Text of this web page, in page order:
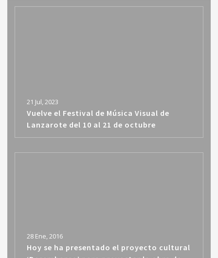
21 Jul, 2023
Vuelve el Festival de Música Visual de
Lanzarote del 10 al 21 de octubre
28 Ene, 2016
Hoy se ha presentado el proyecto cultural